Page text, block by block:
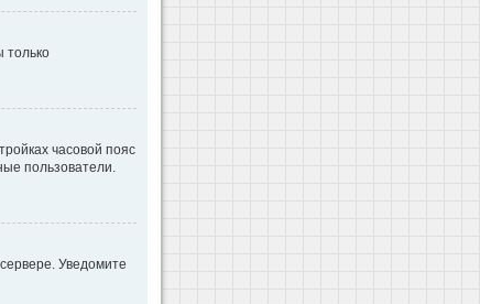
только
часовой пояс
пользователи.
Уведомите